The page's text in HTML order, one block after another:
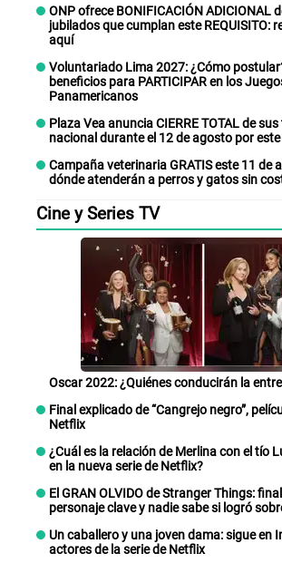
ONP ofrece BONIFICACIÓN ADICIONAL
jubilados que cumplan este REQUISITO:
aquí
Voluntariado Lima 2027: ¿Cómo
beneficios para PARTICIPAR en los
Panamericanos
Plaza Vea anuncia CIERRE TOTAL de
nacional durante el 12 de agosto por este
Campaña veterinaria GRATIS este 11 de
dónde atenderán a perros y gatos sin
Cine y Series TV
Oscar 2022: ¿Quiénes conducirán la
Final explicado de “Cangrejo negro”,
Netflix
¿Cuál es la relación de Merlina con el tío
en la nueva serie de Netflix?
El GRAN OLVIDO de Stranger Things:
personaje clave y nadie sabe si logró
Un caballero y una joven dama: sigue en
actores de la serie de Netflix